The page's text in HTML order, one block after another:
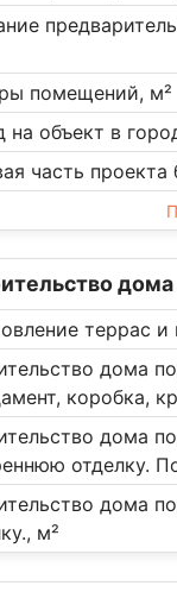
помещений, м²
на объект в
часть проекта
дома
террас и
дома
коробка,
дома
отделку.
дома
м²